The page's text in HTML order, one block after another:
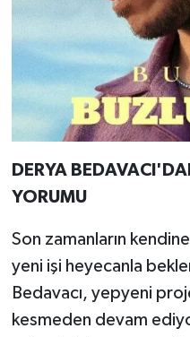
DERYA
YORUMU
Son zamanların
yeni işi heyecanla
Bedavacı, yepyeni
kesmeden devam